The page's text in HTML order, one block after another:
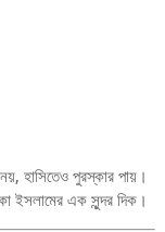
হাসিতেও পুরস্কার পায়।
ইসলামের এক সুন্দর দিক।